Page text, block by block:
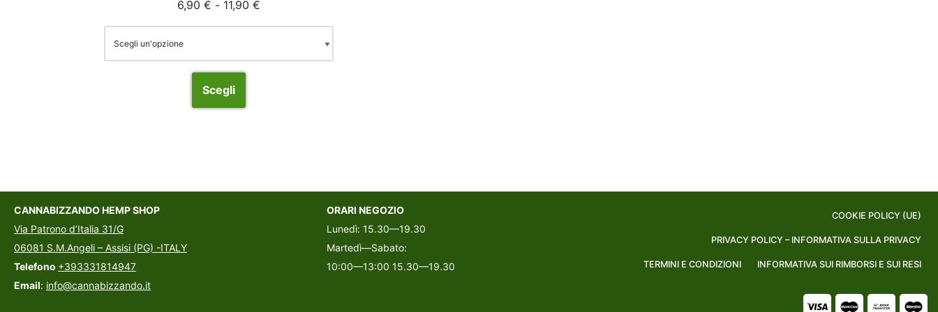
6,90€ - 11,90€
Scegli
CANNABIZZANDO HEMP SHOP
Via Patrono d’Italia 31/G
06081 S.M.Angeli – Assisi (PG) -ITALY
Telefono +393331814947
Email: info@cannabizzando.it
ORARI NEGOZIO
Lunedì: 15.30—19.30
Martedì—Sabato:
10:00—13:00 15.30—19.30
COOKIE POLICY (UE)
PRIVACY POLICY – INFORMATIVA SULLA PRIVACY
TERMINI E CONDIZIONI INFORMATIVA SUI RIMBORSI E SUI RESI